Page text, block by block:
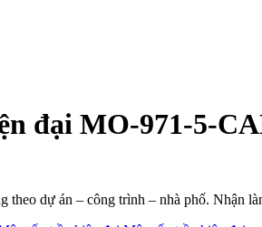
đại MO-971-5-
theo dự án – công trình – nhà phố. Nhận